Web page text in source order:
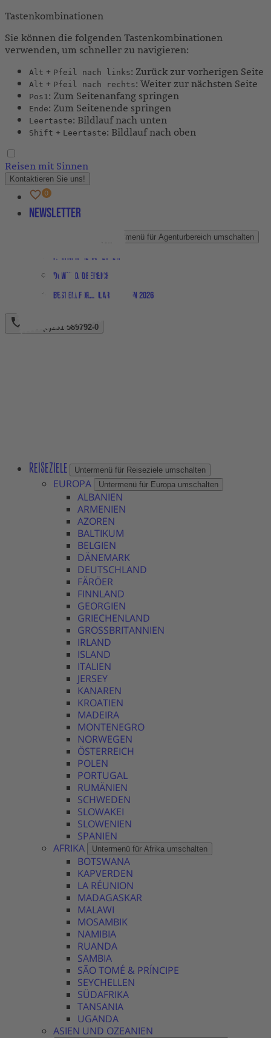
Tastenkombinationen
Sie können die folgenden Tastenkombinationen
verwenden, um schneller zu navigieren:
Alt + Pfeil nach links: Zurück zur vorherigen Seite
Alt + Pfeil nach rechts: Weiter zur nächsten Seite
Pos1: Zum Seitenanfang springen
Ende: Zum Seitenende springen
Leertaste: Bildlauf nach unten
Shift + Leertaste: Bildlauf nach oben
Reisen mit Sinnen
Kontaktieren Sie uns!
Newsletter
Untermenü für Agenturbereich umschalten
Downloadbereich
Bestellformular Magazin 2026
+49 (0)231 589792-0
REISEZIELE Untermenü für Reiseziele umschalten
EUROPA Untermenü für Europa umschalten
ALBANIEN
ARMENIEN
AZOREN
BALTIKUM
BELGIEN
DÄNEMARK
DEUTSCHLAND
FÄRÖER
FINNLAND
GEORGIEN
GRIECHENLAND
GROSSBRITANNIEN
IRLAND
ISLAND
ITALIEN
JERSEY
KANAREN
KROATIEN
MADEIRA
MONTENEGRO
NORWEGEN
ÖSTERREICH
POLEN
PORTUGAL
RUMÄNIEN
SCHWEDEN
SLOWAKEI
SLOWENIEN
SPANIEN
AFRIKA
Untermenü für Afrika umschalten
BOTSWANA
KAPVERDEN
LA RÉUNION
MADAGASKAR
MALAWI
MOSAMBIK
NAMIBIA
RUANDA
SAMBIA
SÃO TOMÉ & PRÍNCIPE
SEYCHELLEN
SÜDAFRIKA
TANSANIA
UGANDA
ASIEN UND OZEANIEN